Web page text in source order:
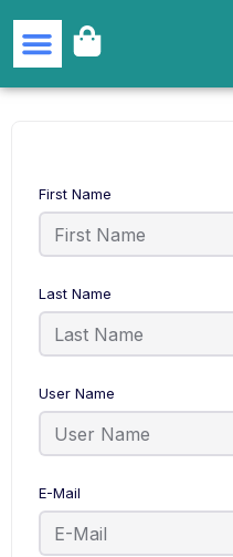
First Name
Last Name
User Name
E-Mail